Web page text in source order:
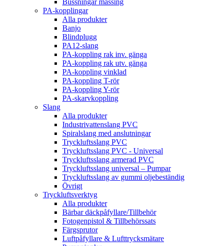
Bussningar mässing
PA-kopplingar
Alla produkter
Banjo
Blindplugg
PA12-slang
PA-koppling rak inv. gänga
PA-koppling rak utv. gänga
PA-koppling vinklad
PA-koppling T-rör
PA-koppling Y-rör
PA-skarvkoppling
Slang
Alla produkter
Industrivattenslang PVC
Spiralslang med anslutningar
Tryckluftsslang PVC
Tryckluftsslang PVC - Universal
Tryckluftsslang armerad PVC
Tryckluftsslang universal – Pumpar
Tryckluftsslang av gummi oljebeständig
Övrigt
Tryckluftsverktyg
Alla produkter
Bärbar däckpåfyllare/Tillbehör
Fotogenpistol & Tillbehörssats
Färgsprutor
Luftpåfyllare & Lufttrycksmätare